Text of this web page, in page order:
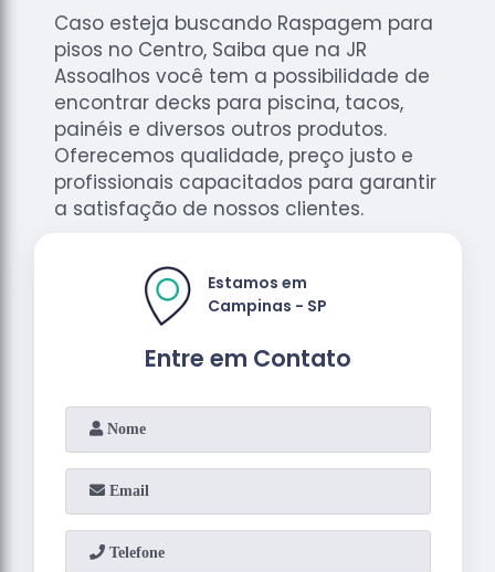
Tacos de
Madeiras
Caso esteja buscando Raspagem para
pisos no Centro, Saiba que na JR
Assoalhos você tem a possibilidade de
encontrar decks para piscina, tacos,
painéis e diversos outros produtos.
Oferecemos qualidade, preço justo e
profissionais capacitados para garantir
a satisfação de nossos clientes.
Entre em Contato
Estamos em
Campinas - SP